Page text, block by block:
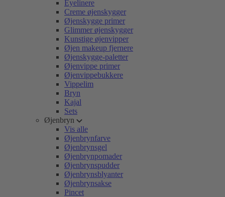
Eyelinere
Creme øjenskygger
Øjenskygge primer
Glimmer øjenskygger
Kunstige øjenvipper
Øjen makeup fjernere
Øjenskygge-paletter
Øjenvippe primer
Øjenvippebukkere
Vippelim
Bryn
Kajal
Sets
Øjenbryn
Vis alle
Øjenbrynfarve
Øjenbrynsgel
Øjenbrynpomader
Øjenbrynspudder
Øjenbrynsblyanter
Øjenbrynsakse
Pincet